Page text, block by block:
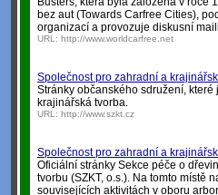
bez aut (Towards Carfree Cities),
organizací a provozuje diskusní
URL: http://www.worldcarfree.net
Společnost pro zahradní a
Stránky občanského sdružení,
krajinářská tvorba.
URL: http://www.szkt.cz
Společnost pro zahradní a
Oficiální stránky Sekce péče o
tvorbu (SZKT, o.s.). Na tomto místě
souvisejících aktivitách v oboru